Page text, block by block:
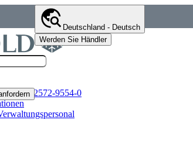
Deutschland - Deutsch
Werden Sie Händler
+49 (0)2572-9554-0